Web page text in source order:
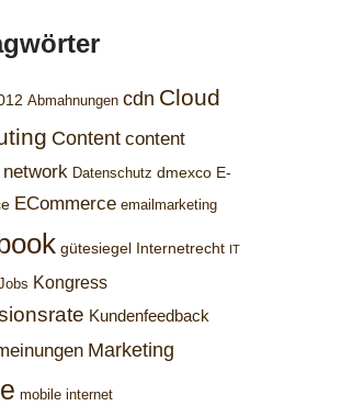
Abmahnungen cdn Cloud
Content content
Datenschutz dmexco E-
ECommerce emailmarketing
gütesiegel Internetrecht IT
Kongress
Kundenfeedback
Marketing
mobile internet